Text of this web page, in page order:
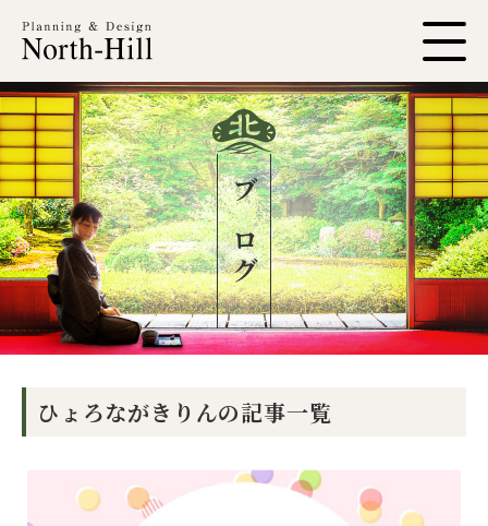
ブログ
ひょろながきりんの記事一覧